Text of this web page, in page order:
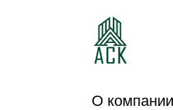
О компании